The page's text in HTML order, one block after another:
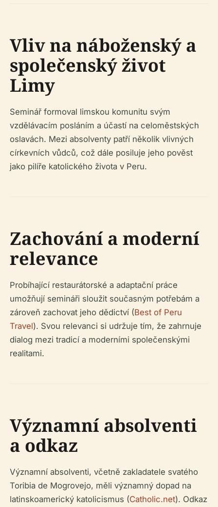
Vliv na náboženský a
společenský život
Limy
Seminář formoval limskou komunitu svým
vzdělávacím posláním a účastí na celoměstských
oslavách. Mezi absolventy patří několik vlivných
církevních vůdců, což dále posiluje jeho pověst
jako pilíře katolického života v Peru.
Zachování a moderní
relevance
Probíhající restaurátorské a adaptační práce
umožňují semináři sloužit současným potřebám a
zároveň zachovat jeho dědictví (Best of Peru
Travel). Svou relevanci si udržuje tím, že zahrnuje
dialog mezi tradicí a moderními společenskými
realitami.
Významní absolventi
a odkaz
Významní absolventi, včetně zakladatele svatého
Toribia de Mogrovejo, měli významný dopad na
latinskoamerický katolicismus (Catholic.net). Odkaz